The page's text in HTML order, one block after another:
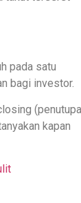
pada satu
bagi investor.
kapan